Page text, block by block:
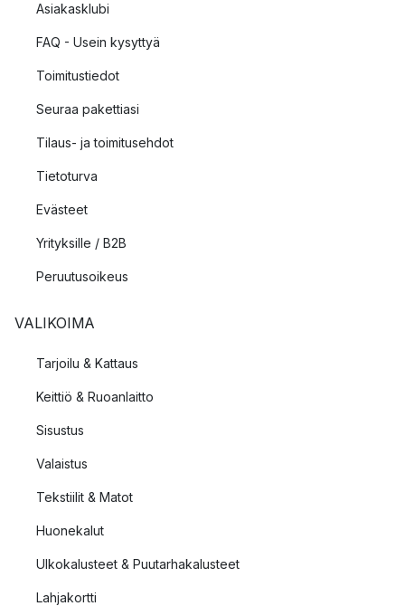
Asiakasklubi
FAQ - Usein kysyttyä
Toimitustiedot
Seuraa pakettiasi
Tilaus- ja toimitusehdot
Tietoturva
Evästeet
Yrityksille / B2B
Peruutusoikeus
VALIKOIMA
Tarjoilu & Kattaus
Keittiö & Ruoanlaitto
Sisustus
Valaistus
Tekstiilit & Matot
Huonekalut
Ulkokalusteet & Puutarhakalusteet
Lahjakortti